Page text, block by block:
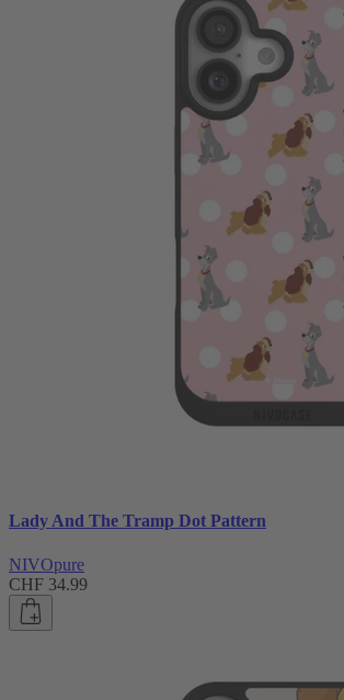
Lady And The Tramp Dot Pattern
NIVOpure
CHF 34.99